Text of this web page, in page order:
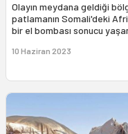
Olayın meydana geldiği
patlamanın Somali'deki
bir el bombası sonucu
10 Haziran 2023